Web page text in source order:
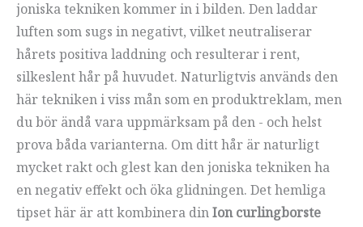
joniska tekniken kommer in i bilden. Den laddar
luften som sugs in negativt, vilket neutraliserar
hårets positiva laddning och resulterar i rent,
silkeslent hår på huvudet. Naturligtvis används den
här tekniken i viss mån som en produktreklam, men
du bör ändå vara uppmärksam på den - och helst
prova båda varianterna. Om ditt hår är naturligt
mycket rakt och glest kan den joniska tekniken ha
en negativ effekt och öka glidningen. Det hemliga
tipset här är att kombinera dinIon curlingborste